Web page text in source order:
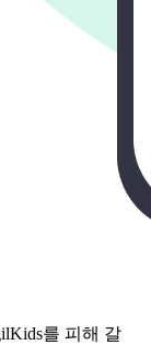
를 피해 갈